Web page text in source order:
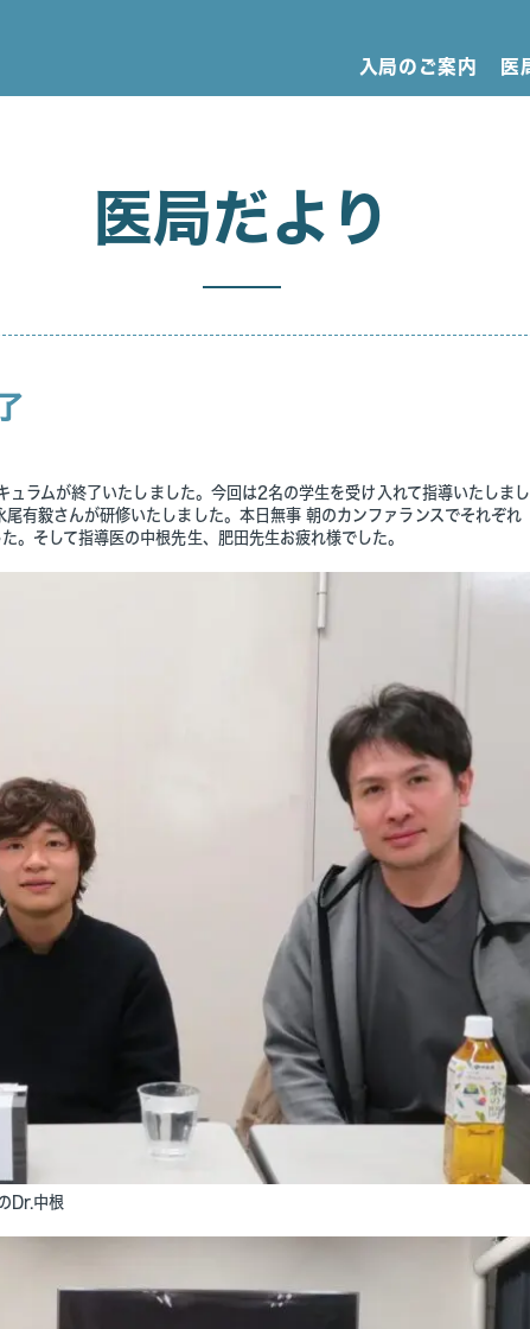
入局のご案内 医
医局だより
ラムが終了いたしました。今回は2名の学生を受け入れて指導いたしまし
有毅さんが研修いたしました。本日無事 朝のカンファランスでそれぞれ
。そして指導医の中根先生、肥田先生お疲れ様でした。
Dr.中根